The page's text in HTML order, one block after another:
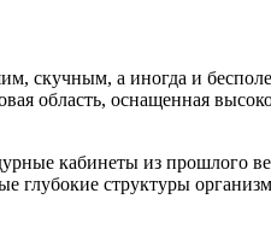
скучным, а иногда и
область, оснащенная
кабинеты из прошлого
структуры